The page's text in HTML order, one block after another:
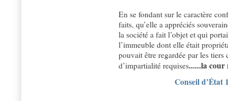
En se fondant sur le caractère
faits, qu’elle a appréciés
la société a fait l’objet et qui
l’immeuble dont elle était
pouvait être regardée par les tiers
d’impartialité requises......la
Conseil d’État